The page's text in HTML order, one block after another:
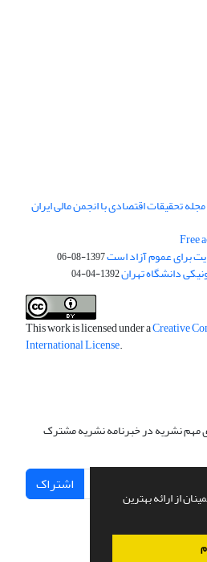
از ارائه بهترین
تحقیقات اقتصادی با انجمن مالی ایران
Free
برای عموم آزاد است1397-08-06
دانشگاه تهران1392-04-04
This work is licensed under aCreative
International License.
مهم نشریه در خبرنامه نشریه مشترک
اشتراک